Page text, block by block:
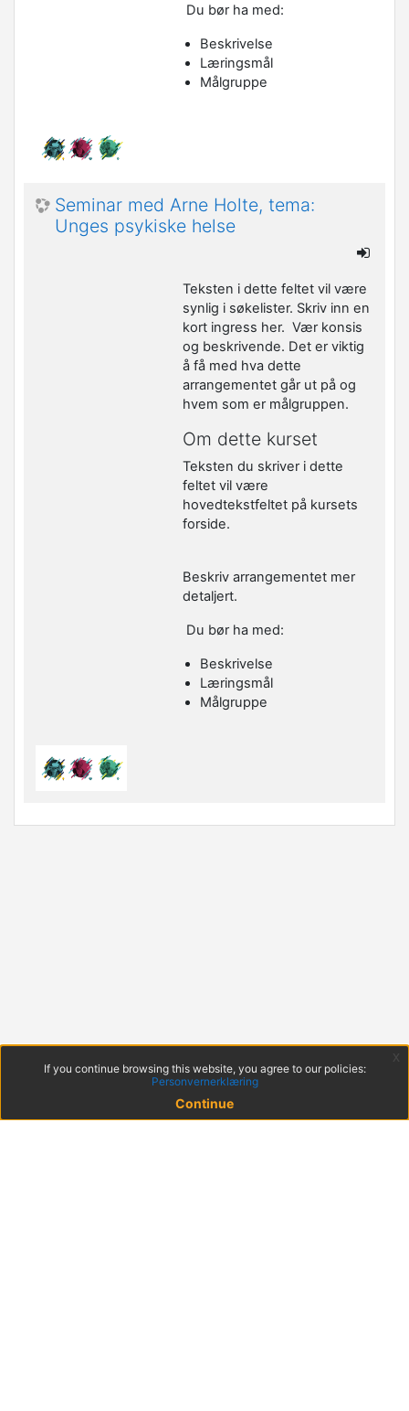
Du bør ha med:
Beskrivelse
Læringsmål
Målgruppe
Seminar med Arne Holte, tema:
Unges psykiske helse
Teksten i dette feltet vil være
synlig i søkelister. Skriv inn en
kort ingress her. Vær konsis
og beskrivende. Det er viktig
å få med hva dette
arrangementet går ut på og
hvem som er målgruppen.
Om dette kurset
Teksten du skriver i dette
feltet vil være
hovedtekstfeltet på kursets
forside.
Beskriv arrangementet mer
detaljert.
Du bør ha med:
Beskrivelse
Læringsmål
Målgruppe
If you continue browsing this website, you agree to our policies:
Personvernerklæring
Continue
x